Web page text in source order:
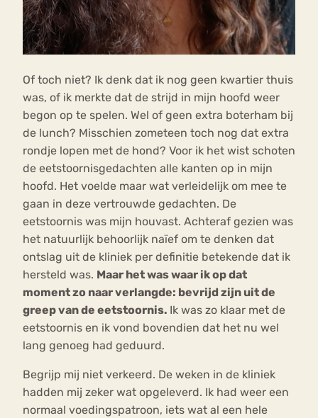
Of toch niet? Ik denk dat ik nog geen kwartier thuis
was, of ik merkte dat de strijd in mijn hoofd weer
begon op te spelen. Wel of geen extra boterham bij
de lunch? Misschien zometeen toch nog dat extra
rondje lopen met de hond? Voor ik het wist schoten
de eetstoornisgedachten alle kanten op in mijn
hoofd. Het voelde maar wat verleidelijk om mee te
gaan in deze vertrouwde gedachten. De
eetstoornis was mijn houvast. Achteraf gezien was
het natuurlijk behoorlijk naïef om te denken dat
ontslag uit de kliniek per definitie betekende dat ik
hersteld was. Maar het was waar ik op dat
moment zo naar verlangde: bevrijd zijn uit de
greep van de eetstoornis. Ik was zo klaar met de
eetstoornis en ik vond bovendien dat het nu wel
lang genoeg had geduurd.
Begrijp mij niet verkeerd. De weken in de kliniek
hadden mij zeker wat opgeleverd. Ik had weer een
normaal voedingspatroon, iets wat al een hele